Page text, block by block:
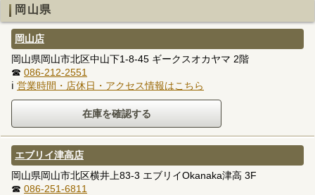
岡山県
岡山店
岡山県岡山市北区中山下1-8-45 ギークスオカヤマ 2階
☎ 086-212-2551
ℹ 営業時間・店休日・アクセス情報はこちら
エブリイ津高店
岡山県岡山市北区横井上83-3 エブリイOkanaka津高 3F
☎ 086-251-6811